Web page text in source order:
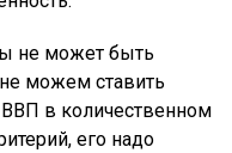
не может быть
можем ставить
в количественном
его надо